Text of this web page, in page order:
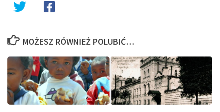
MOŻESZ RÓWNIEŻ POLUBIĆ…